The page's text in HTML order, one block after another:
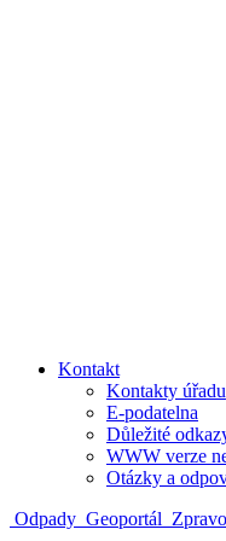
Kontakt
Kontakty úřadu
E-podatelna
Důležité
WWW verze
Otázky a
Odpady Geoportál